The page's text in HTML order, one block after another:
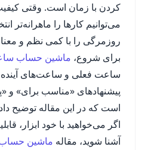
کردن با زمان است. وقتی
می‌توانیم کارها را ماهرانه‌تر
روزمرگی را با کمی نظم و
برای شروع، ماشین حساب
ساعت فعلی و ساعت‌های آینده
پیشنهادهای «مناسب برای» و
است که در این مقاله توضیح
اگر می‌خواهید با خود ابزار،
آشنا شوید، مقاله ماشین